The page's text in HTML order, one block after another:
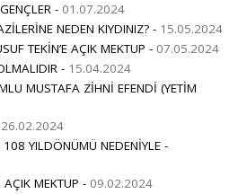
- 01.07.2024
NEDEN KIYDINIZ? - 15.05.2024
TEKİN’E AÇIK MEKTUP - 07.05.2024
- 15.04.2024
MUSTAFA ZİHNİ EFENDİ (YETİM
26.02.2024
YILDÖNÜMÜ NEDENİYLE -
MEKTUP - 09.02.2024